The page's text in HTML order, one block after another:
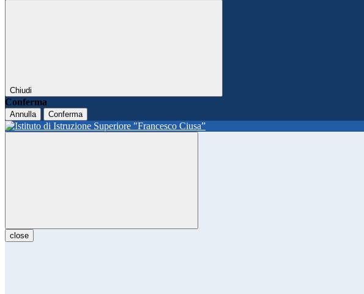
Chiudi
Conferma
Annulla Conferma
close